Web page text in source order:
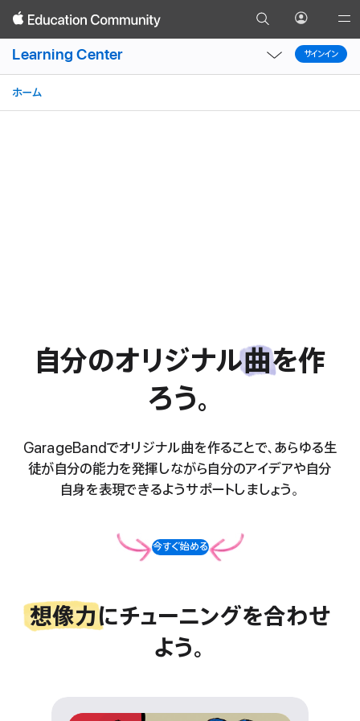
検
索
ペー
ジ
移
プ
ロ
フィー
ル
ニュー
る
サインイン
Learning Center
Local
Nav
Local
Nav
サインイン
ホーム
自分のオリジナル曲を作
ろう。
自分のオリジナル曲を作
ろう。
GarageBandでオリジナル曲を作ることで、あらゆる生
徒が自分の能力を発揮しながら自分のアイデアや自分
自身を表現できるようサポートしましょう。
今すぐ始める
想像力にチューニングを合わせ
よう。
想像力にチューニングを合わせ
よう。